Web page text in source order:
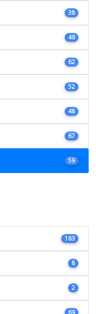
38
49
62
52
48
67
59
163
8
2
69